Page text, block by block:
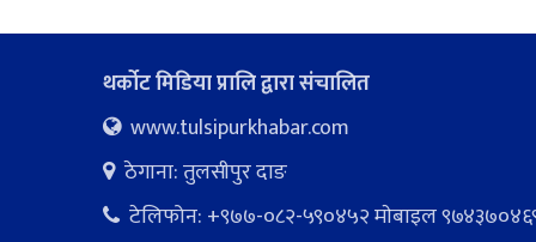
थर्कोट मिडिया प्रालि द्वारा संचालित
www.tulsipurkhabar.com
ठेगाना: तुलसीपुर दाङ
टेलिफोन: +९७७-०८२-५९०४५२ माेबाइल